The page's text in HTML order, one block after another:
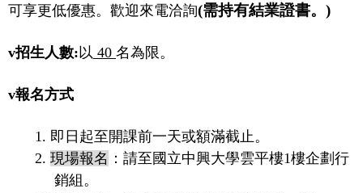
可享更低優惠。 歡迎來電洽詢(需持有結業證書。 )
v招生人數: 以 40 名為限。
v報名方式
1. 即日起至開課前一天或額滿截止。
2. 現場報名 ：請至國立中興大學雲平樓1樓企劃行
銷組。